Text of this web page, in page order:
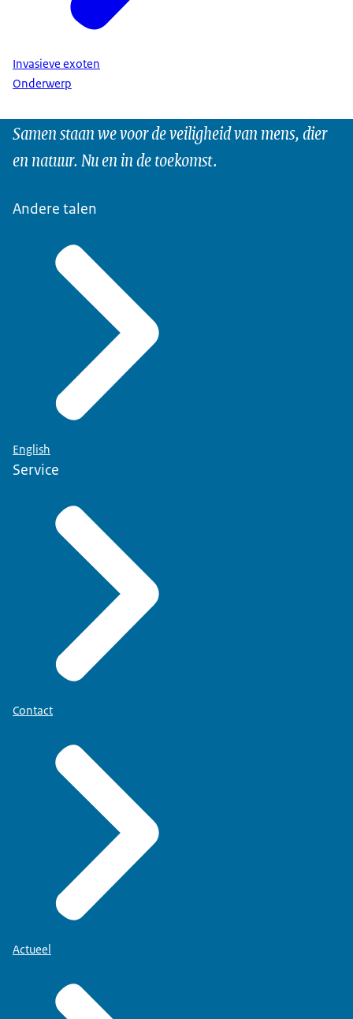
Invasieve exoten
Onderwerp
Samen staan we voor de veiligheid van mens, dier
en natuur. Nu en in de toekomst.
Andere talen
English
Service
Contact
Actueel